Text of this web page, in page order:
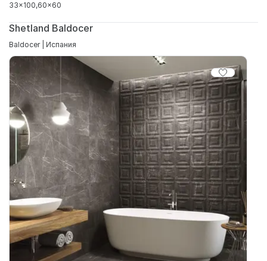
33x100 60x60
Shetland Baldocer
Baldocer | Испания